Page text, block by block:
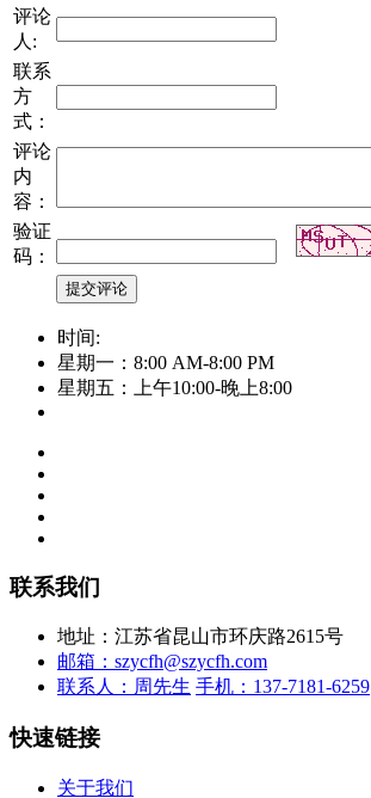
评论
人:
联系
方
式：
评论
内
容：
验证
码：
时间:
星期一：8:00 AM-8:00 PM
星期五：上午10:00-晚上8:00
联系我们
地址：江苏省昆山市环庆路2615号
邮箱：szycfh@szycfh.com
联系人：周先生 手机：137-7181-6259
快速链接
关于我们